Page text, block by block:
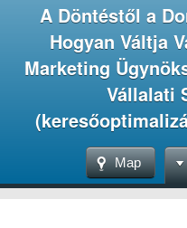
A Döntéstől a
Hogyan Váltja
Marketing
Vállalati
Map